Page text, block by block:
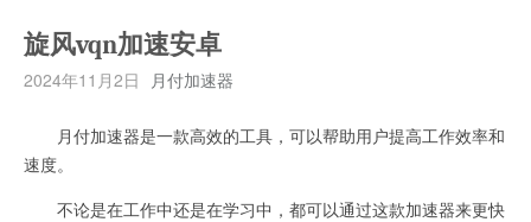
旋风vqn加速安卓
2024年11月2日 月付加速器
月付加速器是一款高效的工具，可以帮助用户提高工作效率和
速度。
不论是在工作中还是在学习中，都可以通过这款加速器来更快